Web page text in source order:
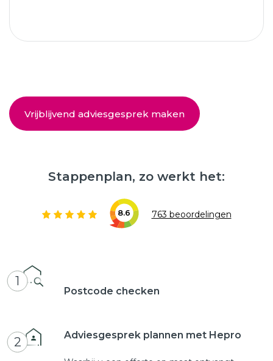
Vrijblijvend adviesgesprek maken
Stappenplan, zo werkt het:
8.6 763 beoordelingen
1
Postcode checken
2 Adviesgesprek plannen met Hepro